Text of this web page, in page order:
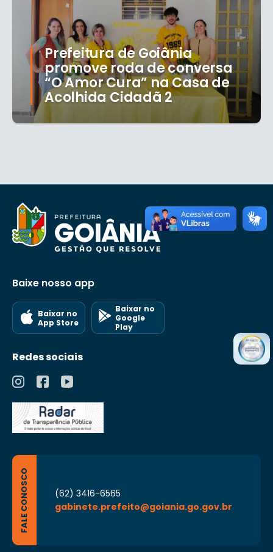
Prefeitura de Goiânia
promove roda de conversa
“O Amor Cura” na Casa de
Acolhida Cidadã 2
Baixe nosso app
Baixar no
App Store
Baixar no
Google
Play
Redes sociais
FALE CONOSCO
(62) 3416-6565
gabinete.prefeito@goiania.go.gov.br